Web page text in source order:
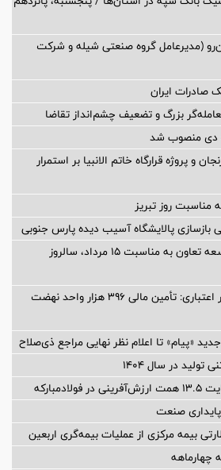
(مدیرعامل گروه صنعتی شیله و شركت
بزرگ و تضعیف چشم‌انداز تقاضا
دی منصوب شد
و پروژه قرارگاه خاتم الانبیا بر استمرار
مناسبت روز تبریز
بازسازی پالایشگاه آسیب دیده پارس جنوبی
پیام مدیرعامل بانک توسعه تعاون به مناسبت 15 مرداد، سالروز
معاون مدیرعامل در امور اعتباری: تأمین مالی ۳۹۶ هزار واحد نهضت
«پیام» تا اعلام نظر نهایی مراجع ذی‌صلاح
صنعت
بیمه مرکزی از عملیات بیمه‌گری اربعین
چهارماهه